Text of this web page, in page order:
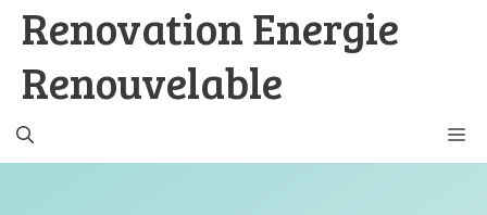
Aller
contenu
Renovation Energie
Renouvelable